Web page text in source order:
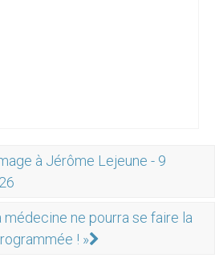
à Jérôme Lejeune - 9
médecine ne pourra se faire la
! »